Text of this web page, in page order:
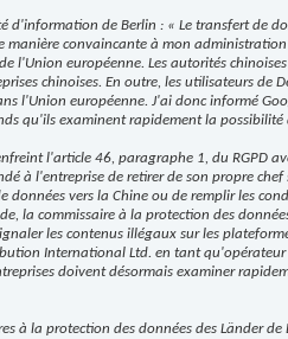
d'information de Berlin : « Le transfert de
manière convaincante à mon
l'Union européenne. Les autorités
chinoises. En outre, les utilisateurs de
l'Union européenne. J'ai donc informé
qu'ils examinent rapidement la possibilité
l'article 46, paragraphe 1, du RGPD
à l'entreprise de retirer de son propre
vers la Chine ou de remplir les
la commissaire à la protection des
les contenus illégaux sur les
International Ltd. en tant
doivent désormais examiner
à la protection des données des Länder